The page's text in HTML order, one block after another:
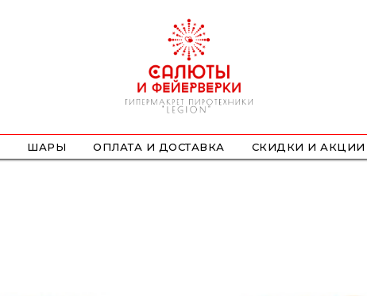
ШАРЫ ОПЛАТА И ДОСТАВКА СКИДКИ И АКЦИИ